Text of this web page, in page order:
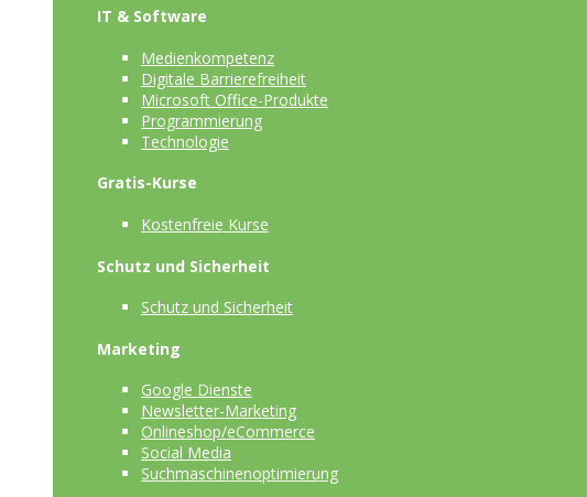
IT & Software
Medienkompetenz
Digitale Barrierefreiheit
Microsoft Office-Produkte
Programmierung
Technologie
Gratis-Kurse
Kostenfreie Kurse
Schutz und Sicherheit
Schutz und Sicherheit
Marketing
Google Dienste
Newsletter-Marketing
Onlineshop/eCommerce
Social Media
Suchmaschinenoptimierung